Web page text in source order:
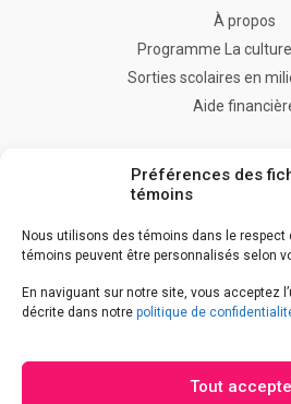
Préférences des
témoins
Nous utilisons des témoins dans le respect
témoins peuvent être personnalisés selon
En naviguant sur notre site, vous acceptez
décrite dans notre politique de
Tout
À propos
Programme La culture
Sorties scolaires en
Aide
Accessibilité
Politique de